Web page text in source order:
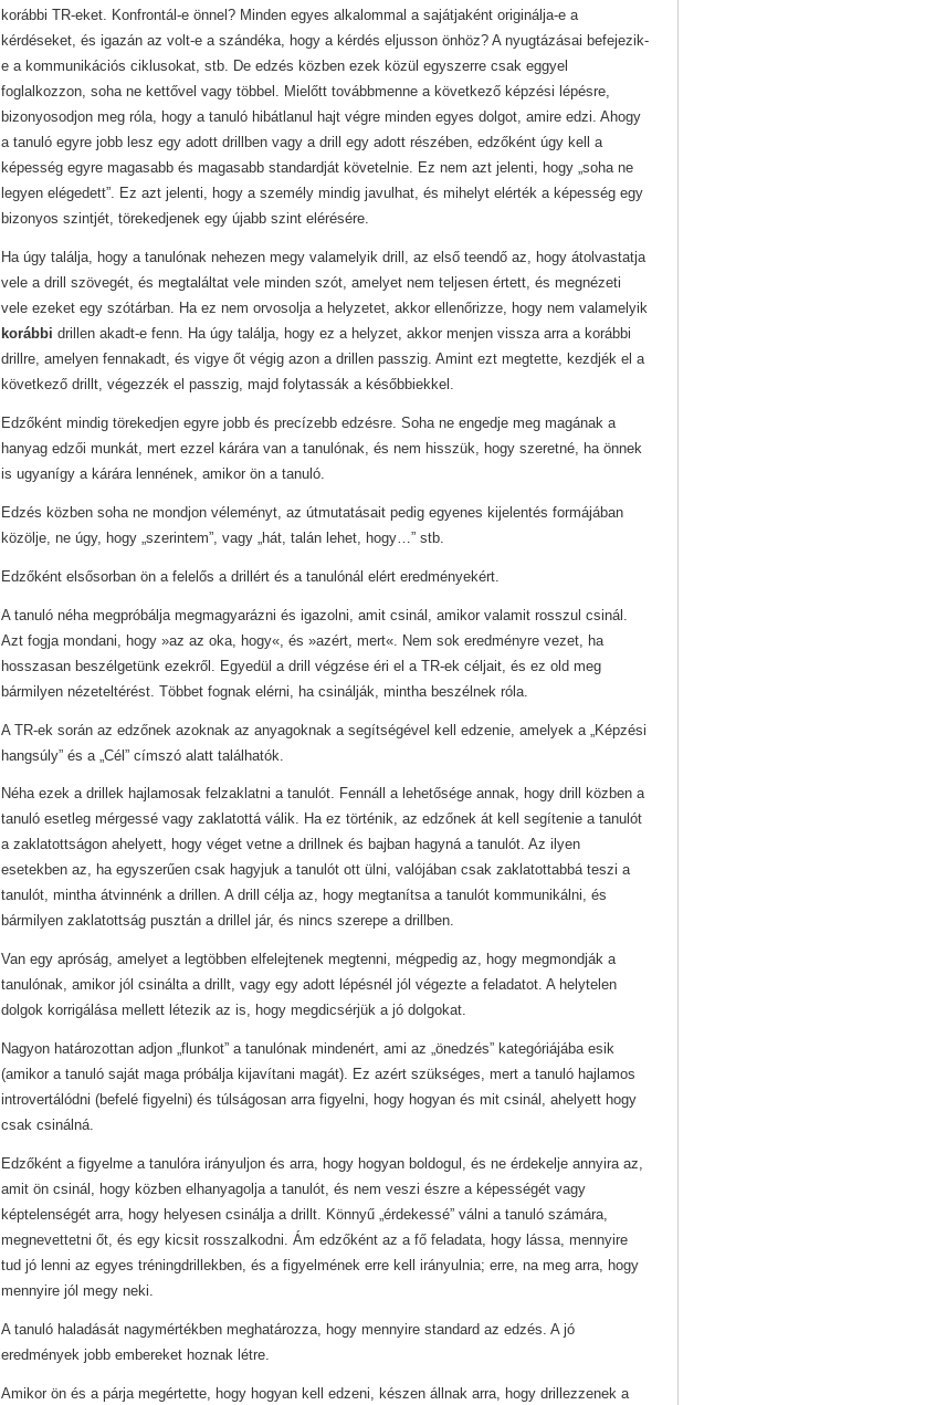
korábbi TR-eket. Konfrontál-e önnel? Minden egyes alkalommal a sajátjaként originálja-e a
kérdéseket, és igazán az volt-e a szándéka, hogy a kérdés eljusson önhöz? A nyugtázásai befejezik-
e a kommunikációs ciklusokat, stb. De edzés közben ezek közül egyszerre csak eggyel
foglalkozzon, soha ne kettővel vagy többel. Mielőtt továbbmenne a következő képzési lépésre,
bizonyosodjon meg róla, hogy a tanuló hibátlanul hajt végre minden egyes dolgot, amire edzi. Ahogy
a tanuló egyre jobb lesz egy adott drillben vagy a drill egy adott részében, edzőként úgy kell a
képesség egyre magasabb és magasabb standardját követelnie. Ez nem azt jelenti, hogy „soha ne
legyen elégedett”. Ez azt jelenti, hogy a személy mindig javulhat, és mihelyt elérték a képesség egy
bizonyos szintjét, törekedjenek egy újabb szint elérésére.
Ha úgy találja, hogy a tanulónak nehezen megy valamelyik drill, az első teendő az, hogy átolvastatja
vele a drill szövegét, és megtaláltat vele minden szót, amelyet nem teljesen értett, és megnézeti
vele ezeket egy szótárban. Ha ez nem orvosolja a helyzetet, akkor ellenőrizze, hogy nem valamelyik
korábbi drillen akadt-e fenn. Ha úgy találja, hogy ez a helyzet, akkor menjen vissza arra a korábbi
drillre, amelyen fennakadt, és vigye őt végig azon a drillen passzig. Amint ezt megtette, kezdjék el a
következő drillt, végezzék el passzig, majd folytassák a későbbiekkel.
Edzőként mindig törekedjen egyre jobb és precízebb edzésre. Soha ne engedje meg magának a
hanyag edzői munkát, mert ezzel kárára van a tanulónak, és nem hisszük, hogy szeretné, ha önnek
is ugyanígy a kárára lennének, amikor ön a tanuló.
Edzés közben soha ne mondjon véleményt, az útmutatásait pedig egyenes kijelentés formájában
közölje, ne úgy, hogy „szerintem”, vagy „hát, talán lehet, hogy…” stb.
Edzőként elsősorban ön a felelős a drillért és a tanulónál elért eredményekért.
A tanuló néha megpróbálja megmagyarázni és igazolni, amit csinál, amikor valamit rosszul csinál.
Azt fogja mondani, hogy »az az oka, hogy«, és »azért, mert«. Nem sok eredményre vezet, ha
hosszasan beszélgetünk ezekről. Egyedül a drill végzése éri el a TR-ek céljait, és ez old meg
bármilyen nézeteltérést. Többet fognak elérni, ha csinálják, mintha beszélnek róla.
A TR-ek során az edzőnek azoknak az anyagoknak a segítségével kell edzenie, amelyek a „Képzési
hangsúly” és a „Cél” címszó alatt találhatók.
Néha ezek a drillek hajlamosak felzaklatni a tanulót. Fennáll a lehetősége annak, hogy drill közben a
tanuló esetleg mérgessé vagy zaklatottá válik. Ha ez történik, az edzőnek át kell segítenie a tanulót
a zaklatottságon ahelyett, hogy véget vetne a drillnek és bajban hagyná a tanulót. Az ilyen
esetekben az, ha egyszerűen csak hagyjuk a tanulót ott ülni, valójában csak zaklatottabbá teszi a
tanulót, mintha átvinnénk a drillen. A drill célja az, hogy megtanítsa a tanulót kommunikálni, és
bármilyen zaklatottság pusztán a drillel jár, és nincs szerepe a drillben.
Van egy apróság, amelyet a legtöbben elfelejtenek megtenni, mégpedig az, hogy megmondják a
tanulónak, amikor jól csinálta a drillt, vagy egy adott lépésnél jól végezte a feladatot. A helytelen
dolgok korrigálása mellett létezik az is, hogy megdicsérjük a jó dolgokat.
Nagyon határozottan adjon „flunkot” a tanulónak mindenért, ami az „önedzés” kategóriájába esik
(amikor a tanuló saját maga próbálja kijavítani magát). Ez azért szükséges, mert a tanuló hajlamos
introvertálódni (befelé figyelni) és túlságosan arra figyelni, hogy hogyan és mit csinál, ahelyett hogy
csak csinálná.
Edzőként a figyelme a tanulóra irányuljon és arra, hogy hogyan boldogul, és ne érdekelje annyira az,
amit ön csinál, hogy közben elhanyagolja a tanulót, és nem veszi észre a képességét vagy
képtelenségét arra, hogy helyesen csinálja a drillt. Könnyű „érdekessé” válni a tanuló számára,
megnevettetni őt, és egy kicsit rosszalkodni. Ám edzőként az a fő feladata, hogy lássa, mennyire
tud jó lenni az egyes tréningdrillekben, és a figyelmének erre kell irányulnia; erre, na meg arra, hogy
mennyire jól megy neki.
A tanuló haladását nagymértékben meghatározza, hogy mennyire standard az edzés. A jó
eredmények jobb embereket hoznak létre.
Amikor ön és a párja megértette, hogy hogyan kell edzeni, készen állnak arra, hogy drillezzenek a